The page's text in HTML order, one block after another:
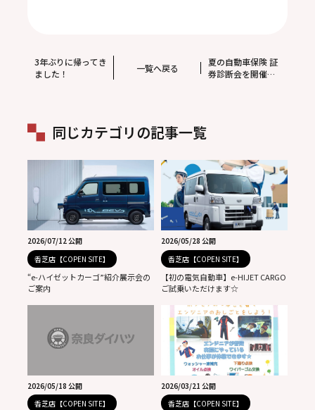
3年ぶりに帰ってき
ました！
一覧へ戻る
夏の自動車保険 証
券診断会を開催し
同じカテゴリの記事一覧
2026/07/12 公開
香芝店【COPEN SITE】
“e-ハイゼットカーゴ”紹介展示会の
ご案内
2026/05/28 公開
香芝店【COPEN SITE】
【初の電気自動車】e-HIJET CARGO
ご試乗いただけます☆
2026/05/18 公開
香芝店【COPEN SITE】
2026/03/21 公開
香芝店【COPEN SITE】